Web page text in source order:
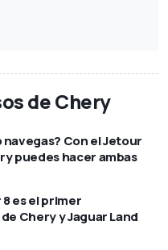
de Chery
Con el Jetour
puedes hacer ambas
es el primer
Chery y Jaguar Land